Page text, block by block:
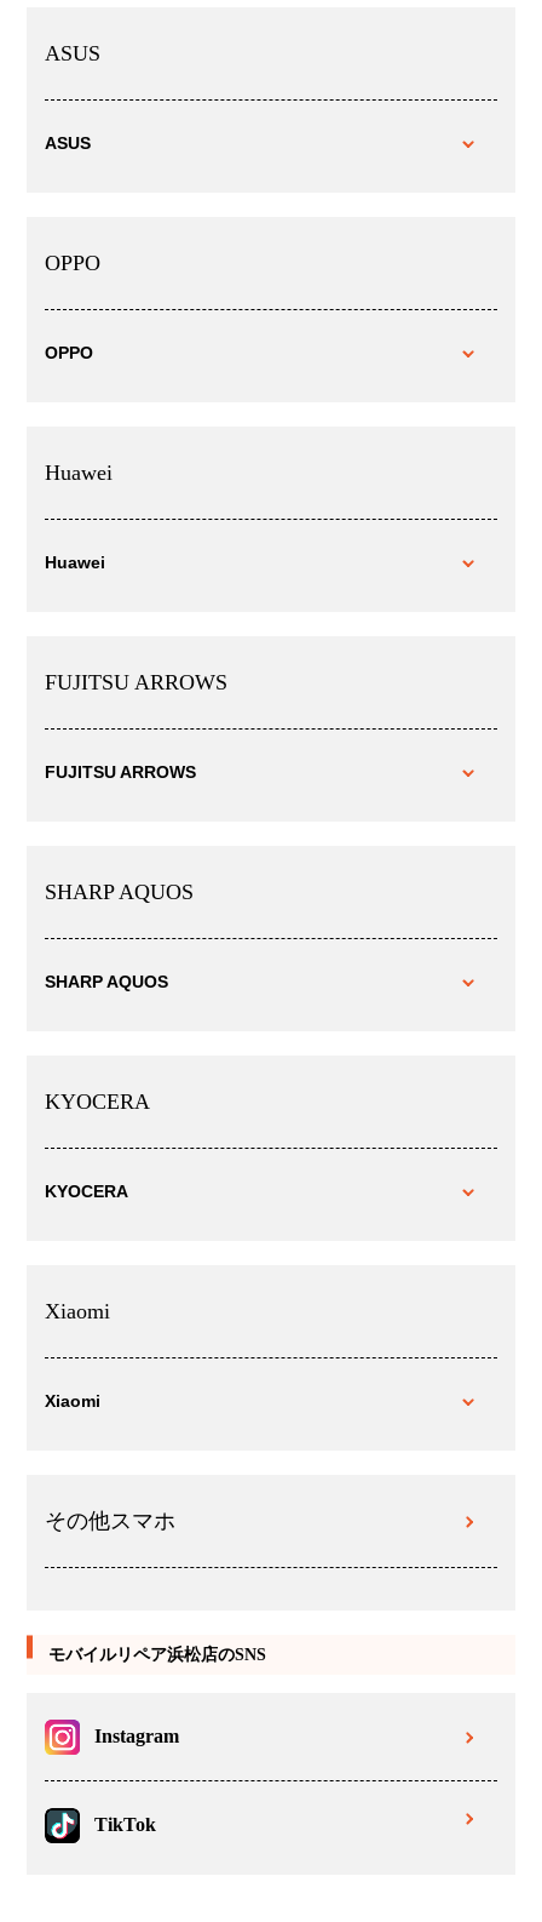
ASUS
ASUS
OPPO
OPPO
Huawei
Huawei
FUJITSU ARROWS
FUJITSU ARROWS
SHARP AQUOS
SHARP AQUOS
KYOCERA
KYOCERA
Xiaomi
Xiaomi
その他スマホ
モバイルリペア浜松店のSNS
Instagram
TikTok